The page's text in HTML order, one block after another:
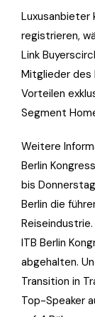
Luxusanbieter
registrieren,
Link
Mitglieder des
Vorteilen
Segment
Weitere
Berlin
bis
Berlin die
ITB Berlin
abgehalten.
Transition in
Top-Speaker